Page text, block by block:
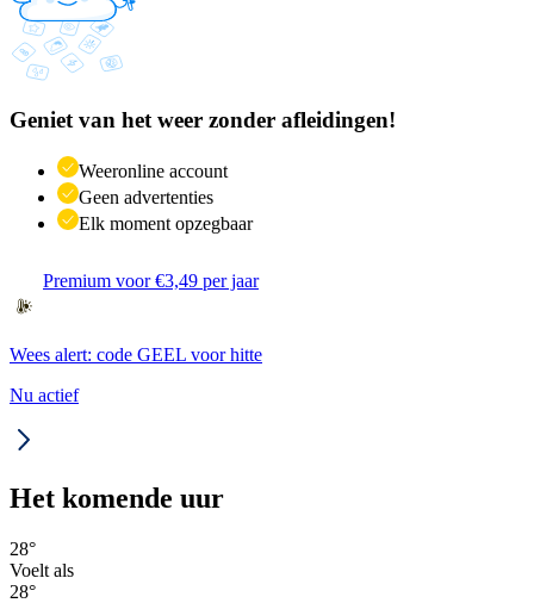
Geniet van het weer zonder afleidingen!
Weeronline account
Geen advertenties
Elk moment opzegbaar
Premium voor €3,49 per jaar
Wees alert: code GEEL voor hitte
Nu actief
Het komende uur
28°
Voelt als
28°